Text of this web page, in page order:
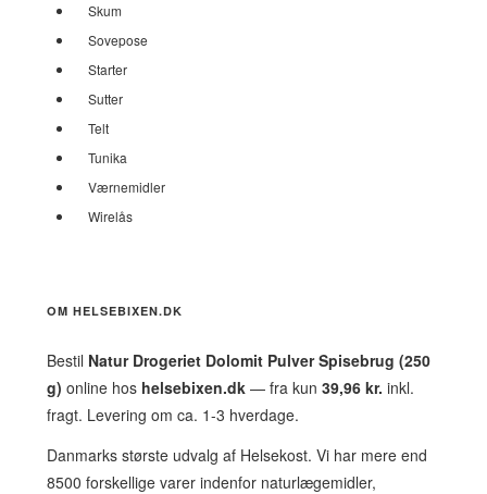
Skum
Sovepose
Starter
Sutter
Telt
Tunika
Værnemidler
Wirelås
OM HELSEBIXEN.DK
Bestil Natur Drogeriet Dolomit Pulver Spisebrug (250
g) online hos helsebixen.dk — fra kun 39,96 kr. inkl.
fragt. Levering om ca. 1-3 hverdage.
Danmarks største udvalg af Helsekost. Vi har mere end
8500 forskellige varer indenfor naturlægemidler,